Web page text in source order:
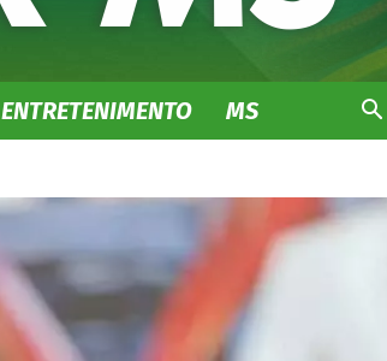
ENTRETENIMENTO MS